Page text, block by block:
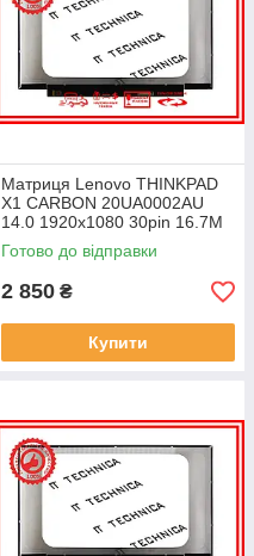
Матриця Lenovo THINKPAD
X1 CARBON 20UA0002AU
14.0 1920x1080 30pin 16.7M
45% NTSC 300 cd/m² для
ноутбука
Готово до відправки
2 850 ₴
Купити